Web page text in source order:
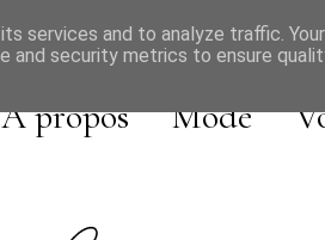
A propos Mode
services and to analyze traffic.
and security metrics to ensure